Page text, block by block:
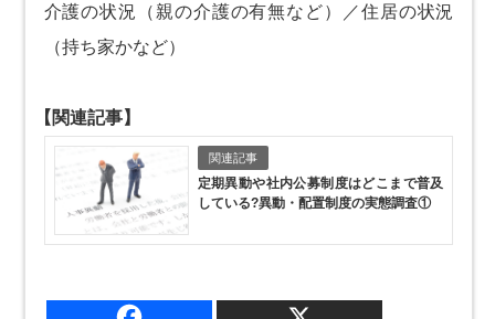
介護の状況（親の介護の有無など）／住居の状況
（持ち家かなど）
【関連記事】
関連記事
定期異動や社内公募制度はどこまで普及
している?異動・配置制度の実態調査①